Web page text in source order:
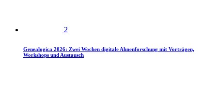
2
Genealogica 2026: Zwei Wochen digitale Ahnenforschung mit Vorträgen,
Workshops und Austausch